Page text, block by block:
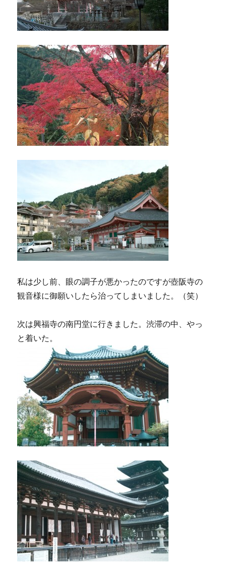
私は少し前、眼の調子が悪かったのですが壺阪寺の
観音様に御願いしたら治ってしまいました。（笑）
次は興福寺の南円堂に行きました。渋滞の中、やっ
と着いた。